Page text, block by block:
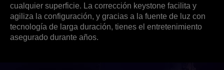
cualquier superficie. La corrección keystone facilita y
agiliza la configuración, y gracias a la fuente de luz con
tecnología de larga duración, tienes el entretenimiento
asegurado durante años.